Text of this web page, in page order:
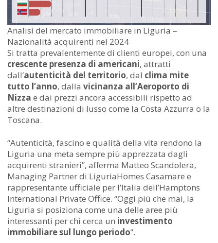
Analisi del mercato immobiliare in Liguria –
Nazionalità acquirenti nel 2024
Si tratta prevalentemente di clienti europei, con una
crescente presenza di americani, attratti
dall’autenticità del territorio, dal clima mite
tutto l’anno, dalla vicinanza all’Aeroporto di
Nizza e dai prezzi ancora accessibili rispetto ad
altre destinazioni di lusso come la Costa Azzurra o la
Toscana.
“Autenticità, fascino e qualità della vita rendono la
Liguria una meta sempre più apprezzata dagli
acquirenti stranieri”, afferma Matteo Scandolera,
Managing Partner di LiguriaHomes Casamare e
rappresentante ufficiale per l’Italia dell’Hamptons
International Private Office. “Oggi più che mai, la
Liguria si posiziona come una delle aree più
interessanti per chi cerca un investimento
immobiliare sul lungo periodo”.